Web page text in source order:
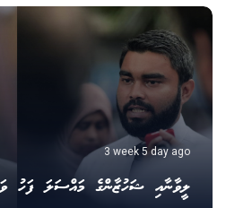
3 week 5 day ago
ލީވާނާއި ޝަހުޒާންގެ މައްސަލަ ފަހު